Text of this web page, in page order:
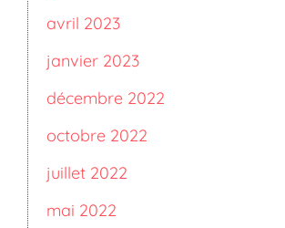
avril 2023
janvier 2023
décembre 2022
octobre 2022
juillet 2022
mai 2022